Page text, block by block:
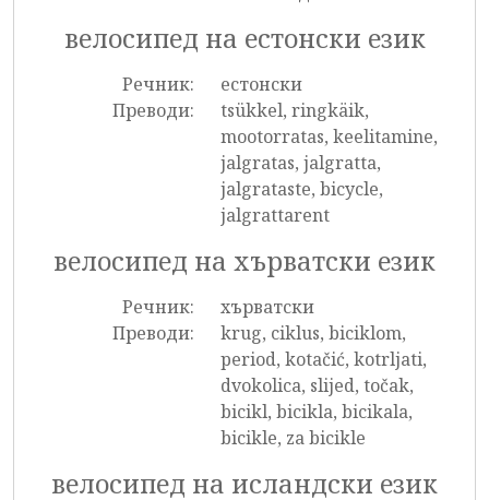
велосипед на естонски език
Речник:
естонски
Преводи:
tsükkel, ringkäik,
mootorratas, keelitamine,
jalgratas, jalgratta,
jalgrataste, bicycle,
jalgrattarent
велосипед на хърватски език
Речник:
хърватски
Преводи:
krug, ciklus, biciklom,
period, kotačić, kotrljati,
dvokolica, slijed, točak,
bicikl, bicikla, bicikala,
bicikle, za bicikle
велосипед на исландски език